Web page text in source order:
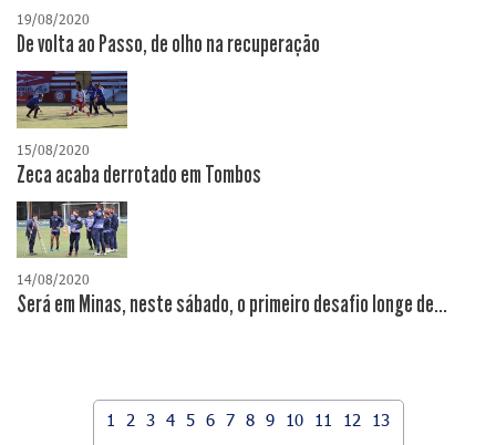
19/08/2020
De volta ao Passo, de olho na recuperação
15/08/2020
Zeca acaba derrotado em Tombos
14/08/2020
Será em Minas, neste sábado, o primeiro desafio longe de...
1 2 3 4 5 6 7 8 9 10 11 12
13